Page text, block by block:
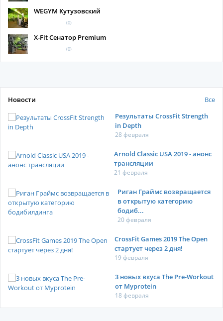
WEGYM Кутузовский
(0)
X-Fit Сенатор Premium
(0)
Новости
Все
Результаты CrossFit Strength
in Depth
28 февраля
Arnold Classic USA 2019 - анонс
трансляции
21 февраля
Риган Граймс возвращается
в открытую категорию
бодиб...
20 февраля
CrossFit Games 2019 The Open
стартует через 2 дня!
19 февраля
3 новых вкуса The Pre-Workout
от Myprotein
18 февраля